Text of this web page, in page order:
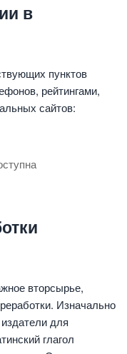
в
пунктов
рейтингами,
сайтов:
вторсырье,
Изначально
для
глагол